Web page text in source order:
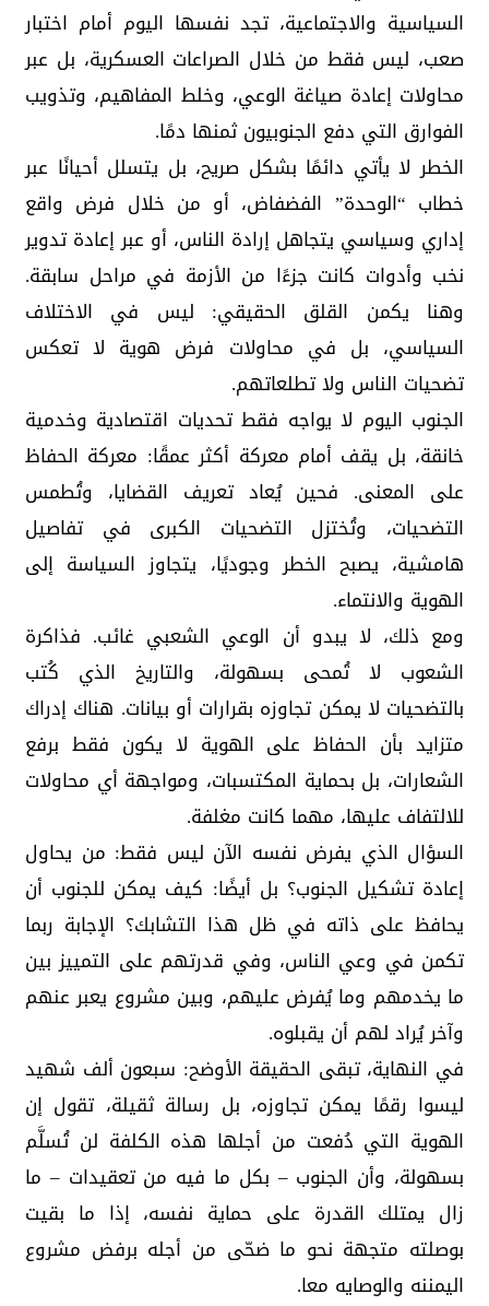
السياسية والاجتماعية، تجد نفسها اليوم أمام اختبار
صعب، ليس فقط من خلال الصراعات العسكرية، بل عبر
محاولات إعادة صياغة الوعي، وخلط المفاهيم، وتذويب
الفوارق التي دفع الجنوبيون ثمنها دمًا.
الخطر لا يأتي دائمًا بشكل صريح، بل يتسلل أحيانًا عبر
خطاب “الوحدة” الفضفاض، أو من خلال فرض واقع
إداري وسياسي يتجاهل إرادة الناس، أو عبر إعادة تدوير
نخب وأدوات كانت جزءًا من الأزمة في مراحل سابقة.
وهنا يكمن القلق الحقيقي: ليس في الاختلاف
السياسي، بل في محاولات فرض هوية لا تعكس
تضحيات الناس ولا تطلعاتهم.
الجنوب اليوم لا يواجه فقط تحديات اقتصادية وخدمية
خانقة، بل يقف أمام معركة أكثر عمقًا: معركة الحفاظ
على المعنى. فحين يُعاد تعريف القضايا، وتُطمس
التضحيات، وتُختزل التضحيات الكبرى في تفاصيل
هامشية، يصبح الخطر وجوديًا، يتجاوز السياسة إلى
الهوية والانتماء.
ومع ذلك، لا يبدو أن الوعي الشعبي غائب. فذاكرة
الشعوب لا تُمحى بسهولة، والتاريخ الذي كُتب
بالتضحيات لا يمكن تجاوزه بقرارات أو بيانات. هناك إدراك
متزايد بأن الحفاظ على الهوية لا يكون فقط برفع
الشعارات، بل بحماية المكتسبات، ومواجهة أي محاولات
للالتفاف عليها، مهما كانت مغلفة.
السؤال الذي يفرض نفسه الآن ليس فقط: من يحاول
إعادة تشكيل الجنوب؟ بل أيضًا: كيف يمكن للجنوب أن
يحافظ على ذاته في ظل هذا التشابك؟ الإجابة ربما
تكمن في وعي الناس، وفي قدرتهم على التمييز بين
ما يخدمهم وما يُفرض عليهم، وبين مشروع يعبر عنهم
وآخر يُراد لهم أن يقبلوه.
في النهاية، تبقى الحقيقة الأوضح: سبعون ألف شهيد
ليسوا رقمًا يمكن تجاوزه، بل رسالة ثقيلة، تقول إن
الهوية التي دُفعت من أجلها هذه الكلفة لن تُسلَّم
بسهولة، وأن الجنوب – بكل ما فيه من تعقيدات – ما
زال يمتلك القدرة على حماية نفسه، إذا ما بقيت
بوصلته متجهة نحو ما ضحّى من أجله برفض مشروع
اليمننه والوصايه معا.